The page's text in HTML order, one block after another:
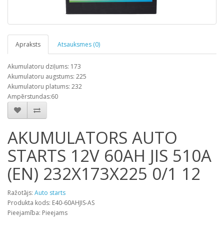
Apraksts Atsauksmes (0)
Akumulatoru dziļums: 173
Akumulatoru augstums: 225
Akumulatoru platums: 232
Ampērstundas:60
AKUMULATORS AUTO
STARTS 12V 60AH JIS 510A
(EN) 232X173X225 0/1 12
Ražotājs: Auto starts
Produkta kods: E40-60AHJIS-AS
Pieejamība: Pieejams